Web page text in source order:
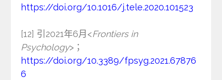
https://doi.org/10.1016/j.tele.2020.101523
[12] 引2021年6月<Frontiers in
Psychology>；
https://doi.org/10.3389/fpsyg.2021.67876
6